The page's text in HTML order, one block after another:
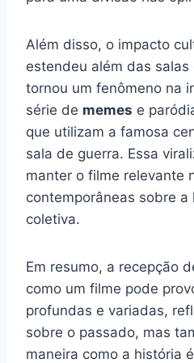
Além disso, o impacto
estendeu além das
tornou um fenômeno na
série de memes e
que utilizam a famosa
sala de guerra. Essa
manter o filme relevante
contemporâneas sobre a
coletiva.
Em resumo, a recepção
como um filme pode
profundas e variadas,
sobre o passado, mas
maneira como a história